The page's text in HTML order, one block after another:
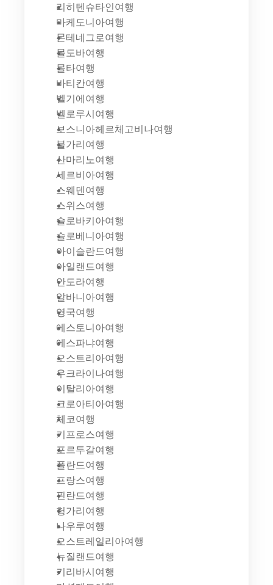
리히텐슈타인여행
마케도니아여행
몬테네그로여행
몰도바여행
몰타여행
바티칸여행
벨기에여행
벨로루시여행
보스니아헤르체고비나여행
불가리여행
산마리노여행
세르비아여행
스웨덴여행
스위스여행
슬로바키아여행
슬로베니아여행
아이슬란드여행
아일랜드여행
안도라여행
알바니아여행
영국여행
에스토니아여행
에스파냐여행
오스트리아여행
우크라이나여행
이탈리아여행
크로아티아여행
체코여행
키프로스여행
포르투갈여행
폴란드여행
프랑스여행
핀란드여행
헝가리여행
나우루여행
오스트레일리아여행
뉴질랜드여행
키리바시여행